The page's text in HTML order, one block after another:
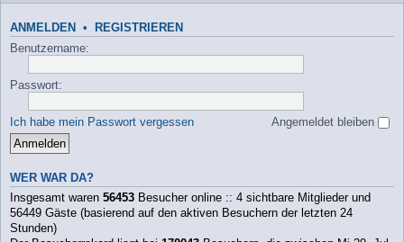
ANMELDEN • REGISTRIEREN
Benutzername:
Passwort:
Ich habe mein Passwort vergessen Angemeldet bleiben
WER WAR DA?
Insgesamt waren 56453 Besucher online :: 4 sichtbare Mitglieder und
56449 Gäste (basierend auf den aktiven Besuchern der letzten 24
Stunden)